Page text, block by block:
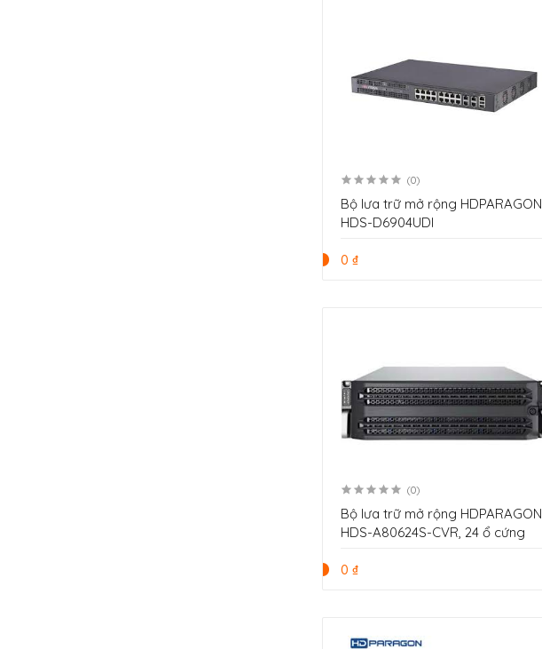
(0)
Bộ lưa trữ mở rộng HDPARAGON
HDS-D6904UDI
0 ₫
(0)
Bộ lưa trữ mở rộng HDPARAGON
HDS-A80624S-CVR, 24 ổ cứng
0 ₫